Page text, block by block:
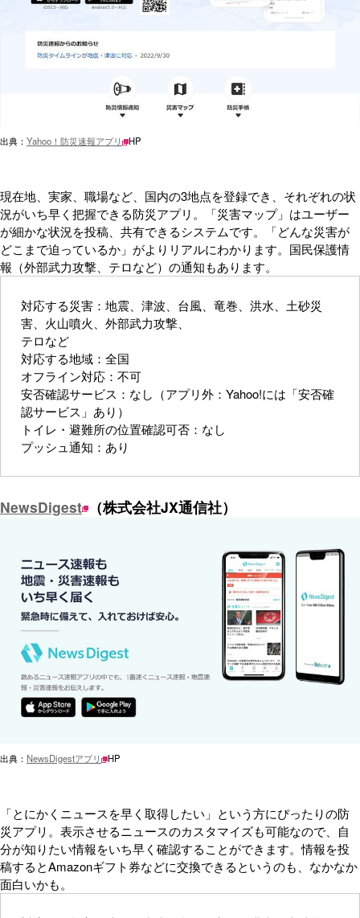
出典： Yahoo！防災速報アプリ HP
現在地、実家、職場など、国内の3地点を登録でき、それぞれの状
況がいち早く把握できる防災アプリ。「災害マップ」はユーザー
が細かな状況を投稿、共有できるシステムです。「どんな災害が
どこまで迫っているか」がよりリアルにわかります。国民保護情
報（外部武力攻撃、テロなど）の通知もあります。
対応する災害：地震、津波、台風、竜巻、洪水、土砂災
害、火山噴火、外部武力攻撃、
テロなど
対応する地域：全国
オフライン対応：不可
安否確認サービス：なし（アプリ外：Yahoo!には「安否確
認サービス」あり）
トイレ・避難所の位置確認可否：なし
プッシュ通知：あり
NewsDigest （株式会社JX通信社）
出典： NewsDigestアプリ HP
「とにかくニュースを早く取得したい」という方にぴったりの防
災アプリ。表示させるニュースのカスタマイズも可能なので、自
分が知りたい情報をいち早く確認することができます。情報を投
稿するとAmazonギフト券などに交換できるというのも、なかなか
面白いかも。